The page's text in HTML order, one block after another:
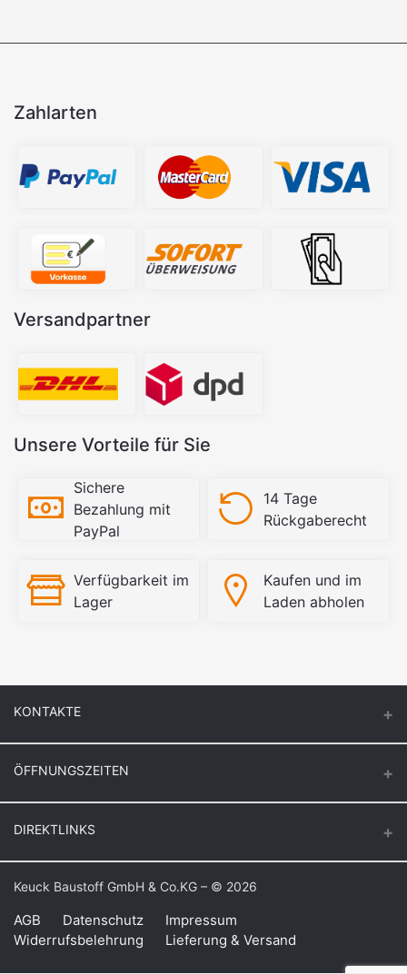
Zahlarten
Versandpartner
Unsere Vorteile für Sie
Sichere
Bezahlung mit
PayPal
14 Tage
Rückgaberecht
Verfügbarkeit im
Lager
Kaufen und im
Laden abholen
KONTAKTE
Butzenstr. 39
47918 Tönisvorst
Auf Google Maps anzeigen
Telefon: +49 21 58 – 10 91
Fax: +49 21 58 – 82 25
ÖFFNUNGSZEITEN
Montag – Donnerstag
6:30 – 16:00
Samstag
8:00 – 11:00
DIREKTLINKS
Login
Bestellverlauf
Meine Wunschliste
Keuck Baustoff GmbH & Co.KG – © 2026
AGB Datenschutz
Impressum
Widerrufsbelehrung
Lieferung & Versand